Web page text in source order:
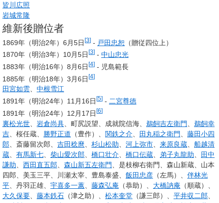
皆川広照
岩城常隆
維新後贈位者
1869年（明治2年）6月5日[3] - 戸田忠恕 （贈従四位上）
1870年（明治3年）10月5日 [3] - 中山忠光
1883年（明治16年）8月6日[4] - 児島範長
1885年（明治18年）3月6日[4]
田宮如雲
中根雪江
1891年（明治24年）11月16日 [5] - 二宮尊徳
1891年（明治24年）12月17日[6]
裏松光世 岩倉尚具 、町尻説望、成就院信海、 鵜飼吉左衛門
鵜飼幸
吉 、桜任蔵、 勝野正道 （豊作）、 関鉄之介 田丸稲之衛門
藤田小四
郎 、斎藤留次郎、 吉田稔麿 杉山松助 河上弥市 来原良蔵
船越清
蔵
有馬新七 柴山愛次郎 橋口壮介 橋口伝蔵 弟子丸龍助
田中
謙助
西田直五郎 森山新五左衛門 、是枝柳右衛門、森山新蔵、山本
四郎、美玉三平、川瀬太宰、豊島泰盛、 飯田忠彦 （左馬）、 伴林光
平 、丹羽正雄、 宇喜多一蕙 藤森弘庵 （恭助）、 大橋訥庵 （順蔵）、
大久保要
藤本鉄石 （津之助）、 松本奎堂 （謙三郎）、 平井収二郎